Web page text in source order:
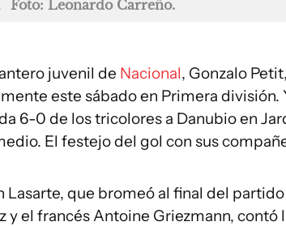
Foto: Leonardo Carreño.
juvenil de Nacional, Gonzalo
este sábado en Primera división.
6-0 de los tricolores a Danubio en
El festejo del gol con sus
Lasarte, que bromeó al final del
y el francés Antoine Griezmann, contó